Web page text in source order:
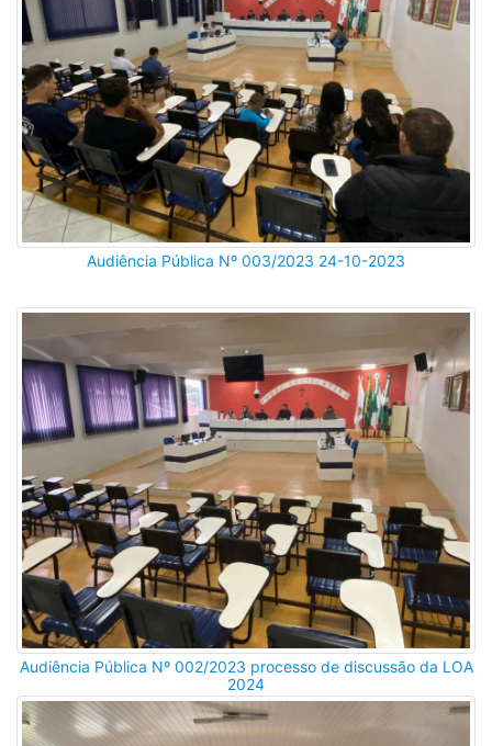
Audiência Pública Nº 003/2023 24-10-2023
Audiência Pública Nº 002/2023 processo de discussão da LOA
2024